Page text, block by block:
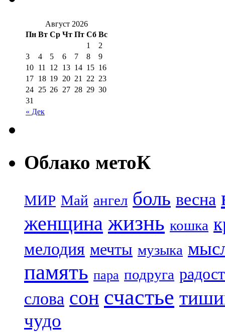
Август 2026
Пн Вт Ср Чт Пт Сб Вс
« Дек
1
2
3
4 5 6 7 8
9
10 11 12 13 14 15 16
17 18 19 20 21 22 23
24 25 26 27 28 29 30
31
Облако метоК
МИР Май ангел боль весна
женщина жизнь кошка
мелодия мечты музыка
память пара подруга
слова сон счастье
чудо